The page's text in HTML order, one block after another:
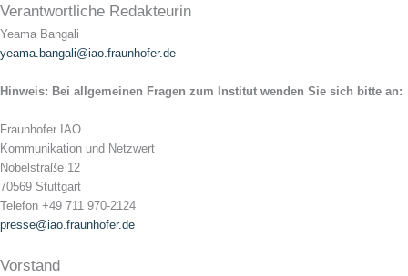
Verantwortliche Redakteurin
Yeama Bangali
yeama.bangali@iao.fraunhofer.de
Hinweis: Bei allgemeinen Fragen zum Institut wenden Sie sich bitte an:
Fraunhofer IAO
Kommunikation und Netzwert
Nobelstraße 12
70569 Stuttgart
Telefon +49 711 970-2124
presse@iao.fraunhofer.de
Vorstand